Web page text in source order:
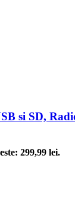
si SD,
299,99 lei.